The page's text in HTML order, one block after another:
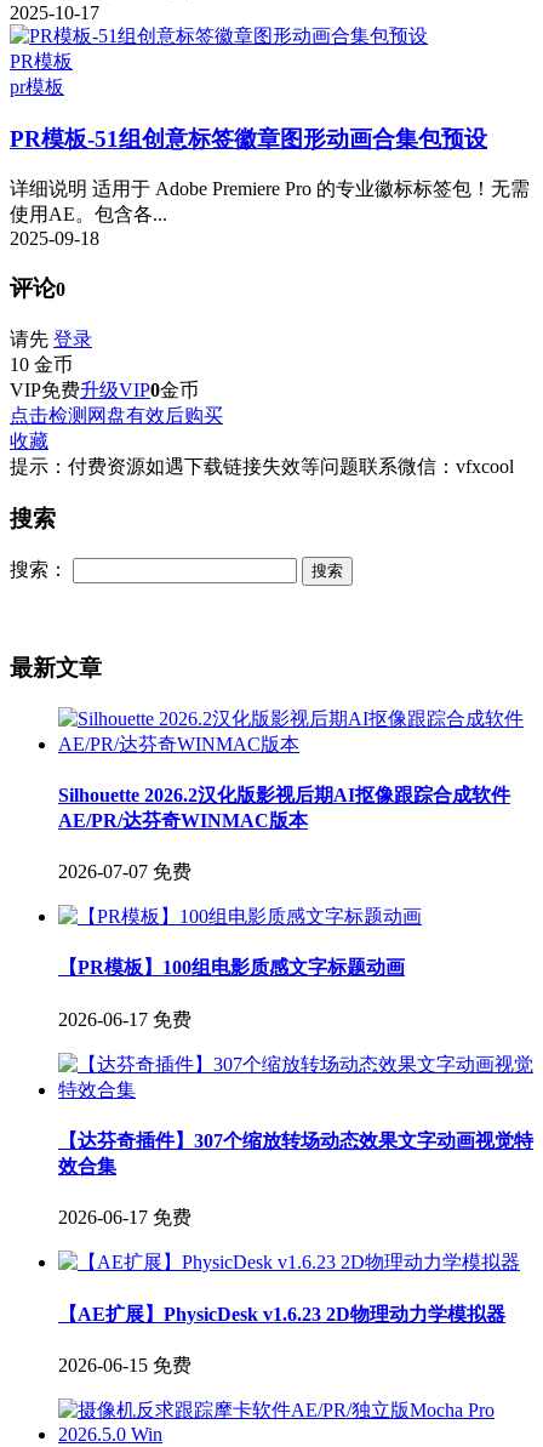
2025-10-17
PR模板
pr模板
PR模板-51组创意标签徽章图形动画合集包预设
详细说明 适用于 Adob​​e Premiere Pro 的专业徽标标签包！无需
使用AE。包含各...
2025-09-18
评论0
请先 登录
10 金币
VIP免费升级VIP0金币
点击检测网盘有效后购买
收藏
提示：付费资源如遇下载链接失效等问题联系微信：vfxcool
搜索
搜索：
最新文章
Silhouette 2026.2汉化版影视后期AI抠像跟踪合成软件
AE/PR/达芬奇WINMAC版本
2026-07-07 免费
【PR模板】100组电影质感文字标题动画
2026-06-17 免费
【达芬奇插件】307个缩放转场动态效果文字动画视觉特
效合集
2026-06-17 免费
【AE扩展】PhysicDesk v1.6.23 2D物理动力学模拟器
2026-06-15 免费